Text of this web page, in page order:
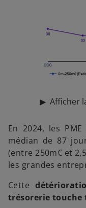
▶ Afficher
En 2024, les
médian de 87
(entre 250m€ et
les grandes
Cette
trésorerie touche